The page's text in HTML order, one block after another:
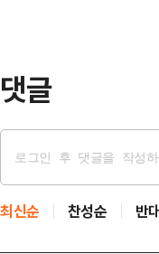
댓글
최신순 찬성순 반